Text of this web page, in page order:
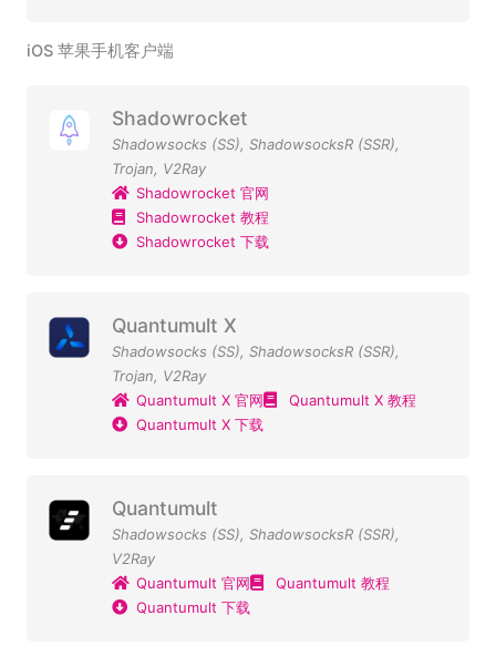
iOS 苹果手机客户端
Shadowrocket
Shadowsocks (SS), ShadowsocksR (SSR),
Trojan, V2Ray
Shadowrocket 官网
Shadowrocket 教程
Shadowrocket 下载
Quantumult X
Shadowsocks (SS), ShadowsocksR (SSR),
Trojan, V2Ray
Quantumult X 官网
Quantumult X 教程
Quantumult X 下载
Quantumult
Shadowsocks (SS), ShadowsocksR (SSR),
V2Ray
Quantumult 官网
Quantumult 教程
Quantumult 下载